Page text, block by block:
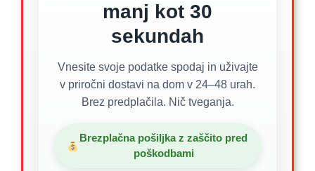
manj kot 30
sekundah
Vnesite svoje podatke spodaj in uživajte
v priročni dostavi na dom v 24–48 urah.
Brez predplačila. Nič tveganja.
Brezplačna pošiljka z zaščito pred
poškodbami